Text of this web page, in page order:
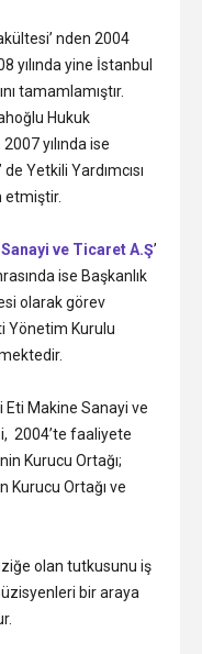
nden 2004
yılında yine İstanbul
tamamlamıştır.
Hukuk
yılında ise
Yetkili Yardımcısı
etmiştir.
Sanayi ve Ticaret A.Ş’
ise Başkanlık
olarak görev
Yönetim Kurulu
Eti Makine Sanayi ve
2004’te faaliyete
Kurucu Ortağı;
Kurucu Ortağı ve
olan tutkusunu iş
bir araya